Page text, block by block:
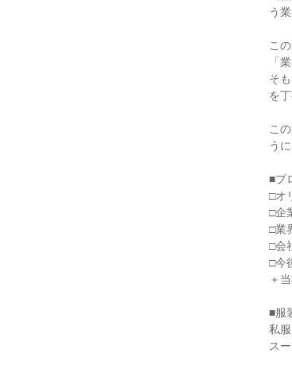
う
こ
「
そ
を
こ
う
■プ
□オ
□企
□業
□会
□今
＋
■服
私
ス